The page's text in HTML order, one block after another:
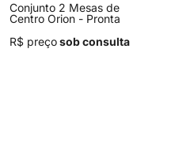
Conjunto 2 Mesas de
Centro Orion - Pronta
R$ preçosob consulta